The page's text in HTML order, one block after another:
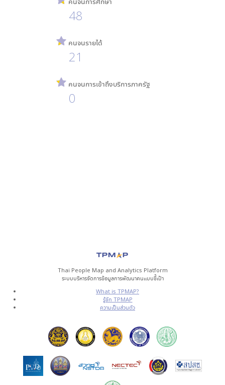
48
คนจนรายได้
21
คนจนการเข้าถึงบริการภาครัฐ
0
Thai People Map and Analytics Platform
ระบบบริหารจัดการข้อมูลการพัฒนาคนแบบชี้เป้า
What is TPMAP?
รู้จัก TPMAP
ความเป็นส่วนตัว